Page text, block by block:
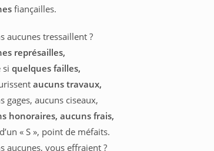
fiançailles.
aucunes tressaillent ?
représailles,
si quelques failles,
aucuns travaux,
gages, aucuns ciseaux,
honoraires, aucuns frais,
« S », point de méfaits.
aucunes, vous effraient ?